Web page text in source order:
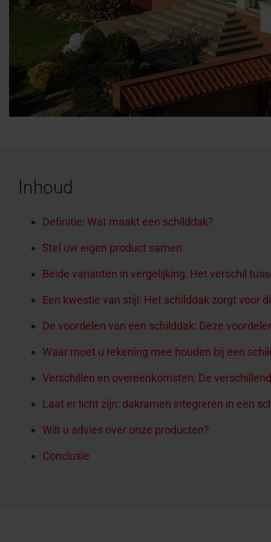
Inhoud
Definitie: Wat maakt een schilddak?
Stel uw eigen product samen
Beide varianten in vergelijking: Het verschil
Een kwestie van stijl: Het schilddak zorgt voor
De voordelen van een schilddak: Deze
Waar moet u rekening mee houden bij een
Verschillen en overeenkomsten: De
Laat er licht zijn: dakramen integreren in een
Wilt u advies over onze producten?
Conclusie